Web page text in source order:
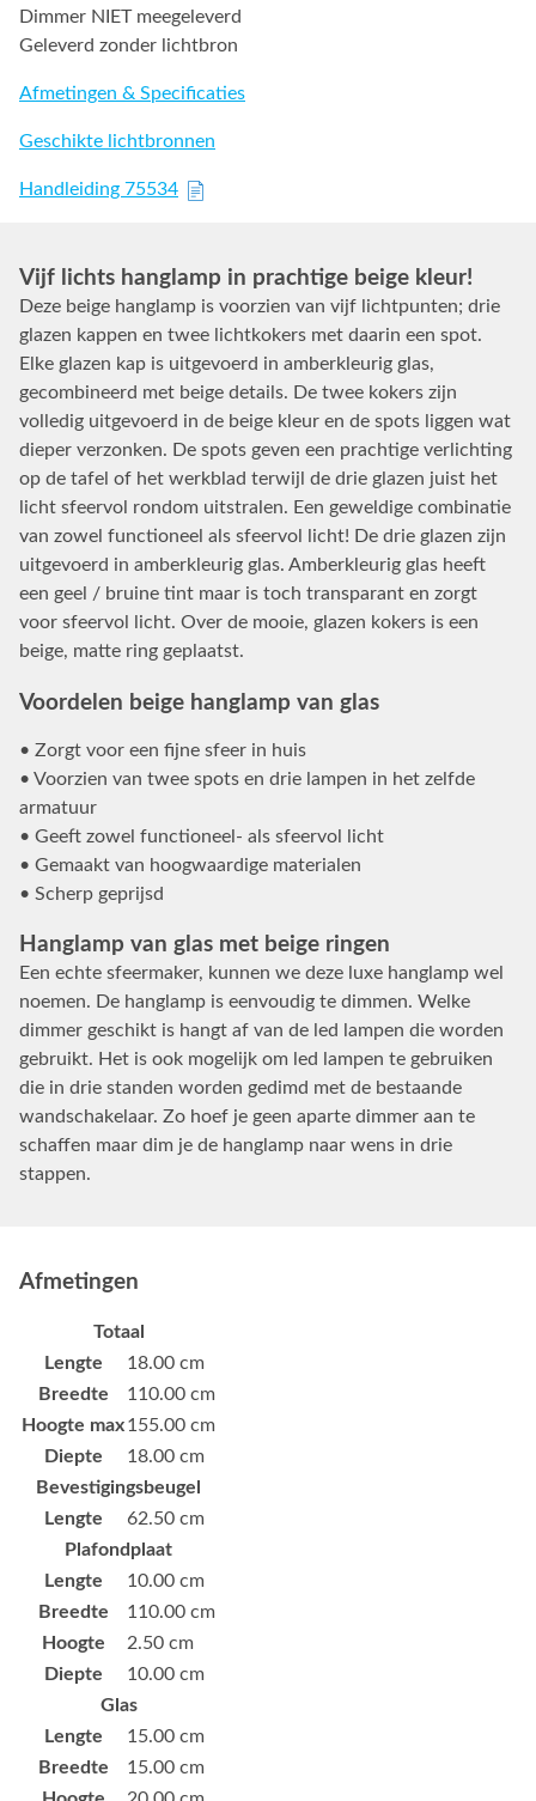
Dimmer NIET meegeleverd
Geleverd zonder lichtbron
Afmetingen & Specificaties
Geschikte lichtbronnen
Handleiding 75534
Vijf lichts hanglamp in prachtige beige kleur!
Deze beige hanglamp is voorzien van vijf lichtpunten; drie
glazen kappen en twee lichtkokers met daarin een spot.
Elke glazen kap is uitgevoerd in amberkleurig glas,
gecombineerd met beige details. De twee kokers zijn
volledig uitgevoerd in de beige kleur en de spots liggen wat
dieper verzonken. De spots geven een prachtige verlichting
op de tafel of het werkblad terwijl de drie glazen juist het
licht sfeervol rondom uitstralen. Een geweldige combinatie
van zowel functioneel als sfeervol licht! De drie glazen zijn
uitgevoerd in amberkleurig glas. Amberkleurig glas heeft
een geel / bruine tint maar is toch transparant en zorgt
voor sfeervol licht. Over de mooie, glazen kokers is een
beige, matte ring geplaatst.
Voordelen beige hanglamp van glas
• Zorgt voor een fijne sfeer in huis
• Voorzien van twee spots en drie lampen in het zelfde
armatuur
• Geeft zowel functioneel- als sfeervol licht
• Gemaakt van hoogwaardige materialen
• Scherp geprijsd
Hanglamp van glas met beige ringen
Een echte sfeermaker, kunnen we deze luxe hanglamp wel
noemen. De hanglamp is eenvoudig te dimmen. Welke
dimmer geschikt is hangt af van de led lampen die worden
gebruikt. Het is ook mogelijk om led lampen te gebruiken
die in drie standen worden gedimd met de bestaande
wandschakelaar. Zo hoef je geen aparte dimmer aan te
schaffen maar dim je de hanglamp naar wens in drie
stappen.
Afmetingen
Totaal
Lengte
18.00 cm
Breedte
110.00 cm
Hoogte max155.00 cm
Diepte
18.00 cm
Bevestigingsbeugel
Lengte
62.50 cm
Plafondplaat
Lengte
10.00 cm
Breedte
110.00 cm
Hoogte
2.50 cm
Diepte
10.00 cm
Glas
Lengte
15.00 cm
Breedte
15.00 cm